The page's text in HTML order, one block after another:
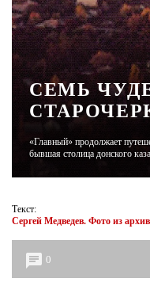
СЕМЬ
«Главный» продолжает
бывшая столица донского
Текст:
Сергей Медведев. Фото из
0